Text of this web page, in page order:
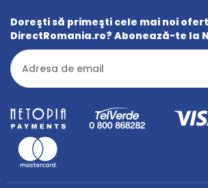
Doreşti să primeşti cele mai noi
DirectRomania.ro? Abonează-te la